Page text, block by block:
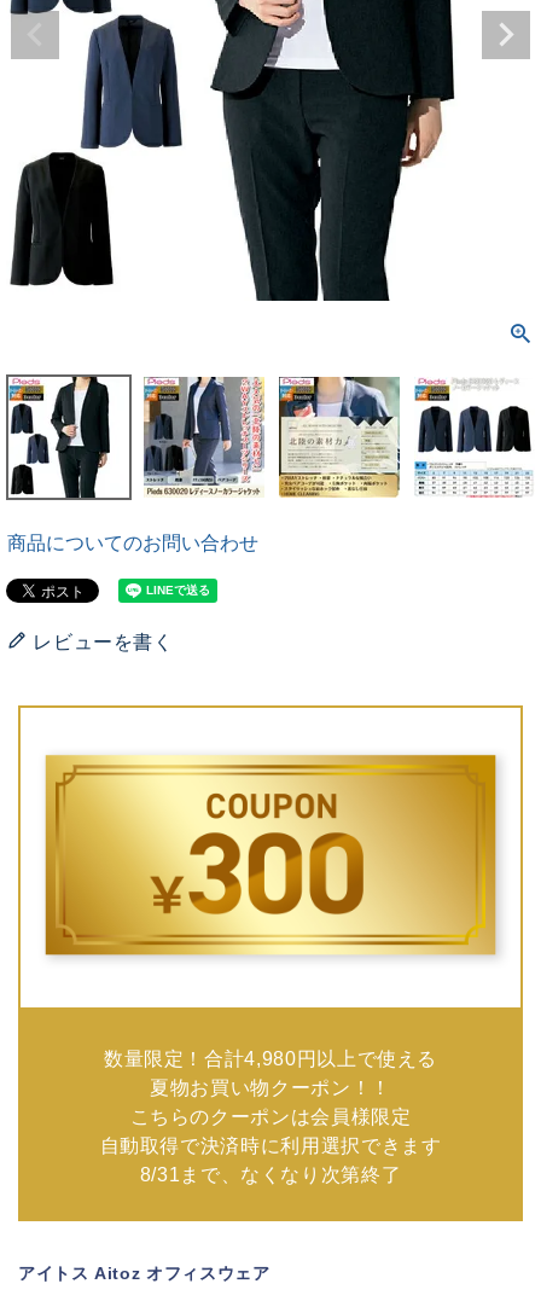
商品についてのお問い合わせ
レビューを書く
数量限定！合計4,980円以上で使える
夏物お買い物クーポン！！
こちらのクーポンは会員様限定
自動取得で決済時に利用選択できます
8/31まで、なくなり次第終了
アイトス Aitoz オフィスウェア